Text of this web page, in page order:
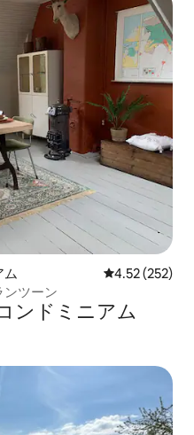
ム レビュー252
4.52 (252)
ンツーン
ンドミニアム